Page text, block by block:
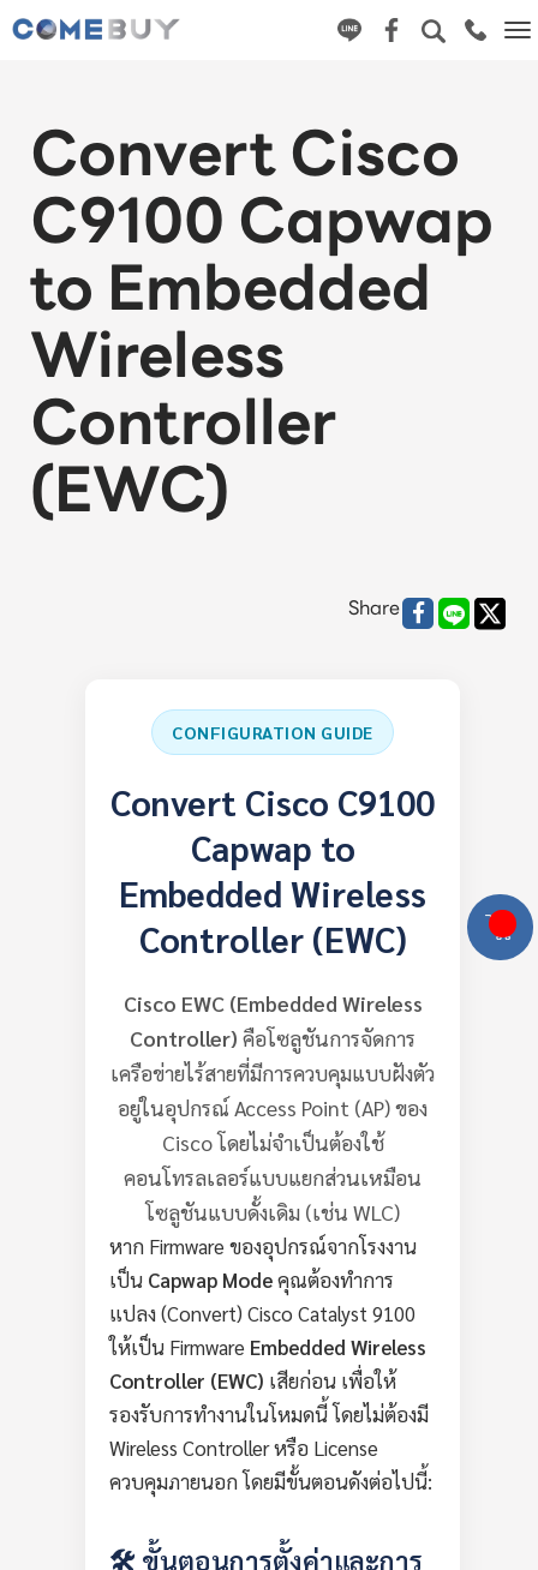
Convert Cisco
C9100 Capwap
to Embedded
Wireless
Controller
(EWC)
Share
CONFIGURATION GUIDE
Convert Cisco C9100
Capwap to
Embedded Wireless
Controller (EWC)
Cisco EWC (Embedded Wireless
Controller) คือโซลูชันการจัดการ
เครือข่ายไร้สายที่มีการควบคุมแบบฝังตัว
อยู่ในอุปกรณ์ Access Point (AP) ของ
Cisco โดยไม่จำเป็นต้องใช้
คอนโทรลเลอร์แบบแยกส่วนเหมือน
โซลูชันแบบดั้งเดิม (เช่น WLC)
หาก Firmware ของอุปกรณ์จากโรงงาน
เป็น Capwap Modeคุณต้องทำการ
แปลง (Convert) Cisco Catalyst 9100
ให้เป็น Firmware Embedded Wireless
Controller (EWC) เสียก่อน เพื่อให้
รองรับการทำงานในโหมดนี้ โดยไม่ต้องมี
Wireless Controller หรือ License
ควบคุมภายนอก โดยมีขั้นตอนดังต่อไปนี้:
🛠️ ขั้นตอนการตั้งค่าและการ